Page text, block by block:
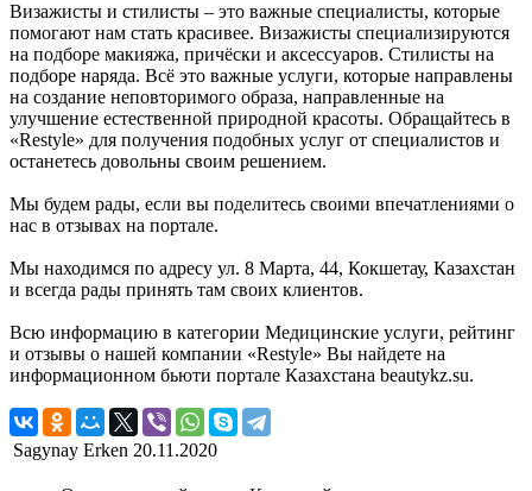
Визажисты и стилисты – это важные специалисты, которые
помогают нам стать красивее. Визажисты специализируются
на подборе макияжа, причёски и аксессуаров. Стилисты на
подборе наряда. Всё это важные услуги, которые направлены
на создание неповторимого образа, направленные на
улучшение естественной природной красоты. Обращайтесь в
«Restyle» для получения подобных услуг от специалистов и
останетесь довольны своим решением.
Мы будем рады, если вы поделитесь своими впечатлениями о
нас в отзывах на портале.
Мы находимся по адресу ул. 8 Марта, 44, Кокшетау, Казахстан
и всегда рады принять там своих клиентов.
Всю информацию в категории Медицинские услуги, рейтинг
и отзывы о нашей компании «Restyle» Вы найдете на
информационном бьюти портале Казахстана beautykz.su.
Sagynay Erken 20.11.2020